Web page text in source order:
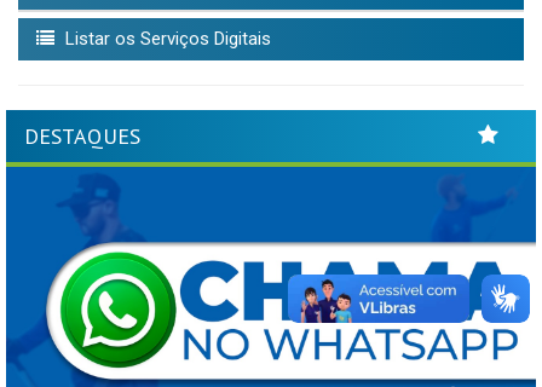
Listar os Serviços Digitais
DESTAQUES